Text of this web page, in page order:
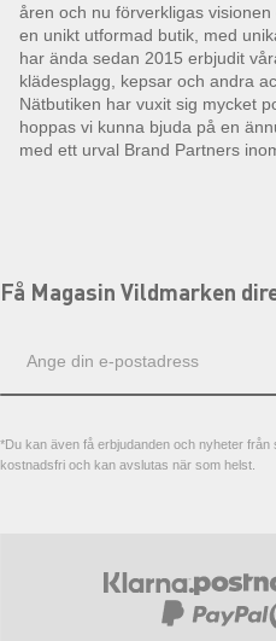
åren och nu förverkligas
en unikt utformad butik, med
har ända sedan 2015 erbjudit
klädesplagg, kepsar och andra
Nätbutiken har vuxit sig mycket
hoppas vi kunna bjuda på en
med ett urval Brand Partners
Få Magasin Vildmarken
postadress
*Du kan även få erbjudanden och nyheter
kostnadsfri och kan avslutas när som helst.